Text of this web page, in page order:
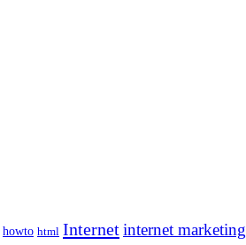
howto html Internetinternet marketing